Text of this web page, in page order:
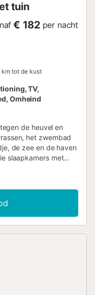
tuin
€ 182 per nacht
km tot de kust
TV,
Omheind
de heuvel en
het zwembad
de zee en de haven
slaapkamers met
er van comfort en
kleurrijke
is uitgerust met
oven, grote
glazen voor